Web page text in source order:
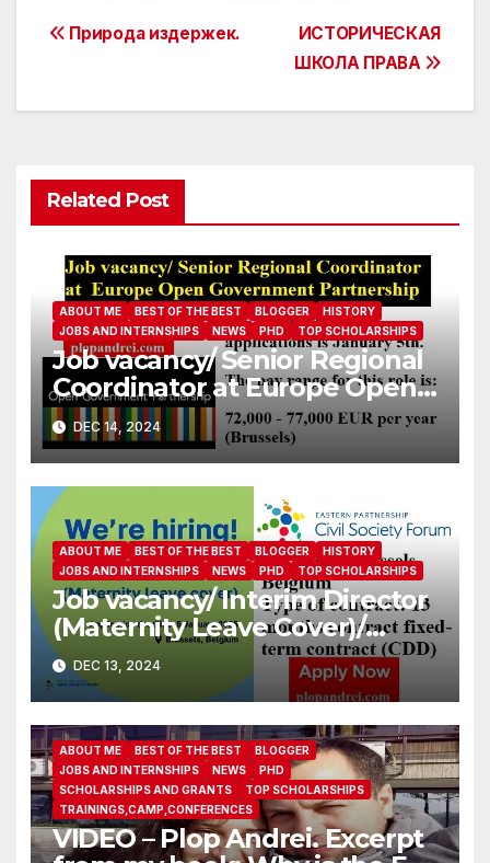
Post
ИСТОРИЧЕСКАЯ
ШКОЛА ПРАВА
Природа издержек.
Related Post
ABOUT ME BEST OF THE BEST BLOGGER
HISTORY
JOBS AND INTERNSHIPS
NEWS PHD TOP SCHOLARSHIPS
Job vacancy/ Senior Regional
Coordinator at Europe Open
Government Partnership
DEC 14, 2024
ABOUT ME BEST OF THE BEST BLOGGER
HISTORY
JOBS AND INTERNSHIPS
NEWS PHD TOP SCHOLARSHIPS
Job vacancy/ Interim Director
(Maternity Leave Cover)/
Eastern Partnership Civil
Society Forum
DEC 13, 2024
ABOUT ME BEST OF THE BEST
BLOGGER
JOBS AND INTERNSHIPS
NEWS
PHD
SCHOLARSHIPS AND GRANTS
TOP SCHOLARSHIPS
TRAININGS,CAMP,CONFERENCES
VIDEO – Plop Andrei. Excerpt